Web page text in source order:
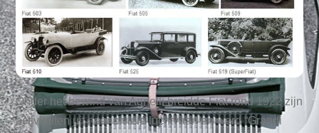
Onder het bewind van Agnelli breidde Fiat rond 1922 zijn
activiteiten uit naar civiele luchtvaart en werd “Grandi